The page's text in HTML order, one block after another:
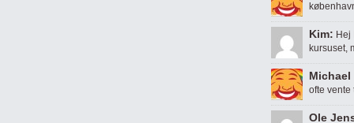
Kim: Hej
kursuset,
Michael
ofte
Ole